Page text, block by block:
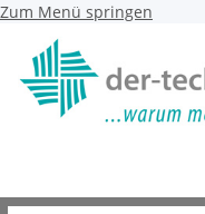
Zum Menü springen